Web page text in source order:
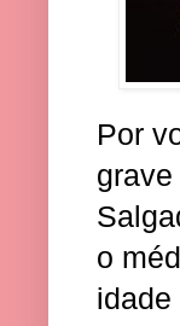
Por
o
idade